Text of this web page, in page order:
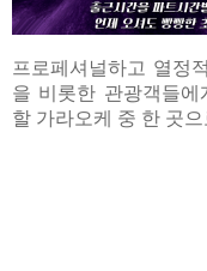
프로페셔널하고 열정
을 비롯한 관광객들
할 가라오케 중 한 곳